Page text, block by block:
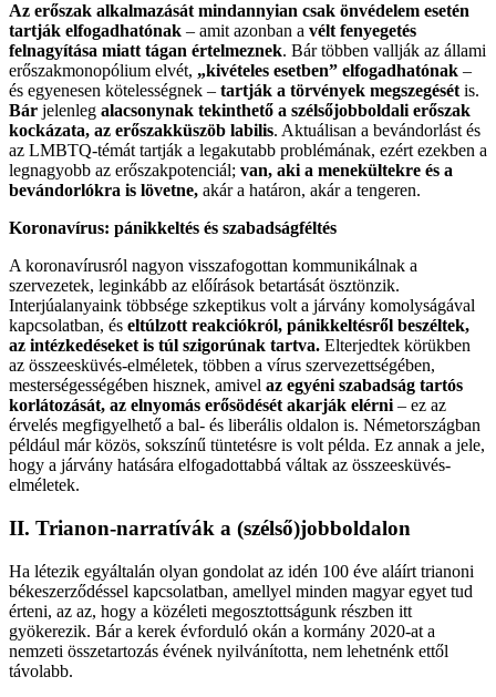
Az erőszak alkalmazását mindannyian csak önvédelem esetén
tartják elfogadhatónak – amit azonban a vélt fenyegetés
felnagyítása miatt tágan értelmeznek. Bár többen vallják az állami
erőszakmonopólium elvét, „kivételes esetben” elfogadhatónak –
és egyenesen kötelességnek – tartják a törvények megszegését is.
Bár jelenleg alacsonynak tekinthető a szélsőjobboldali erőszak
kockázata, az erőszakküszöb labilis. Aktuálisan a bevándorlást és
az LMBTQ-témát tartják a legakutabb problémának, ezért ezekben a
legnagyobb az erőszakpotenciál; van, aki a menekültekre és a
bevándorlókra is lövetne, akár a határon, akár a tengeren.
Koronavírus: pánikkeltés és szabadságféltés
A koronavírusról nagyon visszafogottan kommunikálnak a
szervezetek, leginkább az előírások betartását ösztönzik.
Interjúalanyaink többsége szkeptikus volt a járvány komolyságával
kapcsolatban, és eltúlzott reakciókról, pánikkeltésről beszéltek,
az intézkedéseket is túl szigorúnak tartva. Elterjedtek körükben
az összeesküvés-elméletek, többen a vírus szervezettségében,
mesterségességében hisznek, amivel az egyéni szabadság tartós
korlátozását, az elnyomás erősödését akarják elérni – ez az
érvelés megfigyelhető a bal- és liberális oldalon is. Németországban
például már közös, sokszínű tüntetésre is volt példa. Ez annak a jele,
hogy a járvány hatására elfogadottabbá váltak az összeesküvés-
elméletek.
II. Trianon-narratívák a (szélső)jobboldalon
Ha létezik egyáltalán olyan gondolat az idén 100 éve aláírt trianoni
békeszerződéssel kapcsolatban, amellyel minden magyar egyet tud
érteni, az az, hogy a közéleti megosztottságunk részben itt
gyökerezik. Bár a kerek évforduló okán a kormány 2020-at a
nemzeti összetartozás évének nyilvánította, nem lehetnénk ettől
távolabb.